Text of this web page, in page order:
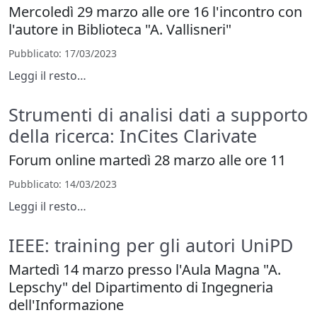
Mercoledì 29 marzo alle ore 16 l'incontro con
l'autore in Biblioteca "A. Vallisneri"
Pubblicato: 17/03/2023
Leggi il resto…
Strumenti di analisi dati a supporto
della ricerca: InCites Clarivate
Forum online martedì 28 marzo alle ore 11
Pubblicato: 14/03/2023
Leggi il resto…
IEEE: training per gli autori UniPD
Martedì 14 marzo presso l'Aula Magna "A.
Lepschy" del Dipartimento di Ingegneria
dell'Informazione